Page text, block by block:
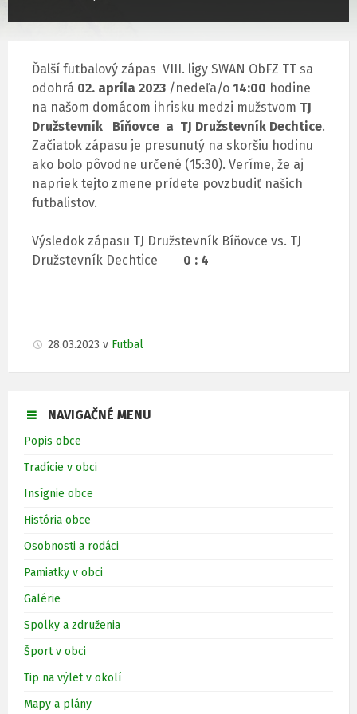
Ďalší futbalový zápas VIII. ligy SWAN ObFZ TT sa
odohrá 02. apríla 2023 /nedeľa/o 14:00 hodine
na našom domácom ihrisku medzi mužstvom TJ
Družstevník Bíňovce a TJ Družstevník Dechtice.
Začiatok zápasu je presunutý na skoršiu hodinu
ako bolo pôvodne určené (15:30). Veríme, že aj
napriek tejto zmene prídete povzbudiť našich
futbalistov.
Výsledok zápasu TJ Družstevník Bíňovce vs. TJ
Družstevník Dechtice
0 : 4
28.03.2023 v Futbal
NAVIGAČNÉ MENU
Popis obce
Tradície v obci
Insígnie obce
História obce
Osobnosti a rodáci
Pamiatky v obci
Galérie
Spolky a združenia
Šport v obci
Tip na výlet v okolí
Mapy a plány